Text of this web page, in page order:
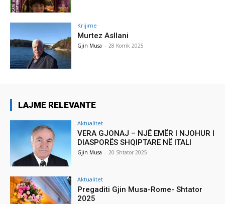
Krijime
Murtez Asllani
Gjin Musa - 28 Korrik 2025
LAJME RELEVANTE
Aktualitet
VERA GJONAJ – NJË EMËR I NJOHUR I
DIASPORËS SHQIPTARE NË ITALI
Gjin Musa - 20 Shtator 2025
Aktualitet
Pregaditi Gjin Musa-Rome- Shtator
2025